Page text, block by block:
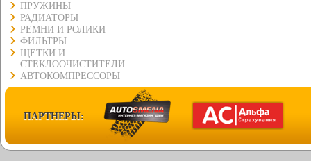
ПРУЖИНЫ
РАДИАТОРЫ
РЕМНИ И РОЛИКИ
ФИЛЬТРЫ
ЩЕТКИ И
СТЕКЛООЧИСТИТЕЛИ
АВТОКОМПРЕССОРЫ
ПАРТНЕРЫ: